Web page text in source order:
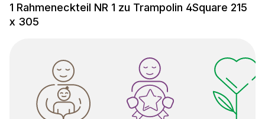
1 Rahmeneckteil NR 1 zu Trampolin 4Square 215
x 305